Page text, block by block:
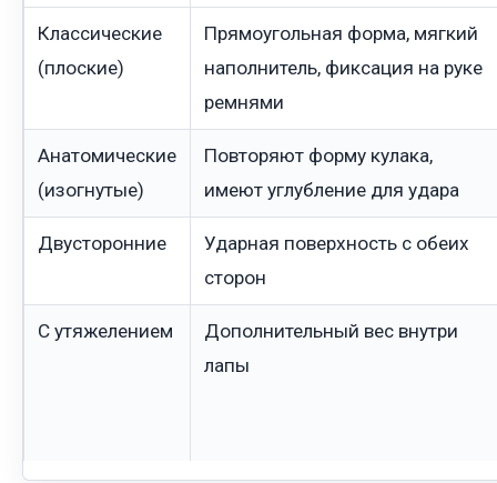
Классические
(плоские)
Прямоугольная форма, мягкий
наполнитель, фиксация на руке
ремнями
Анатомические
(изогнутые)
Повторяют форму кулака,
имеют углубление для удара
Двусторонние
Ударная поверхность с обеих
сторон
С утяжелением
Дополнительный вес внутри
лапы